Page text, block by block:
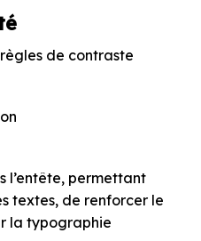
de contraste
l’entête, permettant
textes, de renforcer le
la typographie